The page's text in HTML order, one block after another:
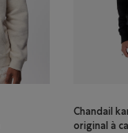
Chandail
original à